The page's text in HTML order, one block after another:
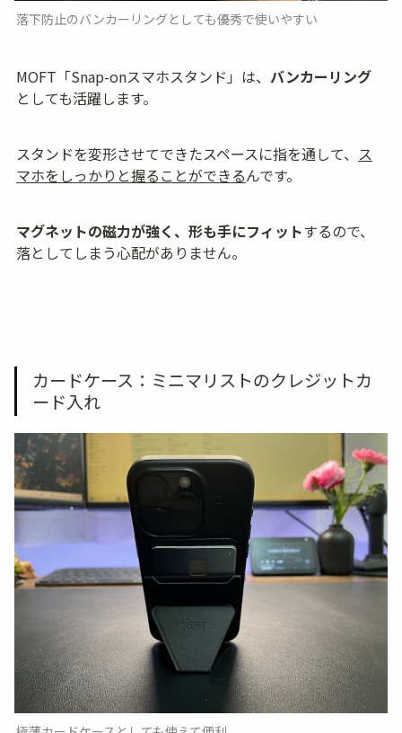
落下防止のバンカーリングとしても優秀で使いやすい
MOFT「Snap-onスマホスタンド」は、バンカーリング
としても活躍します。
スタンドを変形させてできたスペースに指を通して、 ス
マホをしっかりと握ることができるんです。
マグネットの磁力が強く、形も手にフィットするので、
落としてしまう心配がありません。
カードケース：ミニマリストのクレジットカ
ード入れ